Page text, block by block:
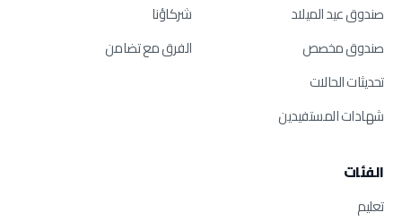
صندوق عيد الميلاد
صندوق مخصص
تحديثات الحالات
شهادات المستفيدين
شركاؤنا
الفرق مع تضامن
الفئات
تعليم